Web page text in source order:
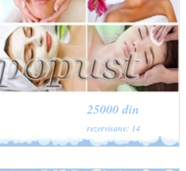
25000 din
rezervisane: 14